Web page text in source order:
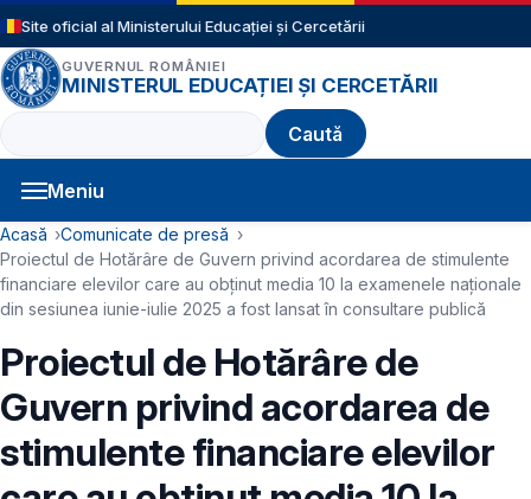
Sari la conținutul principal
Site oficial al Ministerului Educației și Cercetării
GUVERNUL ROMÂNIEI
MINISTERUL EDUCAȚIEI ȘI CERCETĂRII
Caută
Meniu
Navigație principală
Cale de navigare
Acasă
Comunicate de presă
Proiectul de Hotărâre de Guvern privind acordarea de stimulente
financiare elevilor care au obținut media 10 la examenele naționale
din sesiunea iunie-iulie 2025 a fost lansat în consultare publică
Proiectul de Hotărâre de
Guvern privind acordarea de
stimulente financiare elevilor